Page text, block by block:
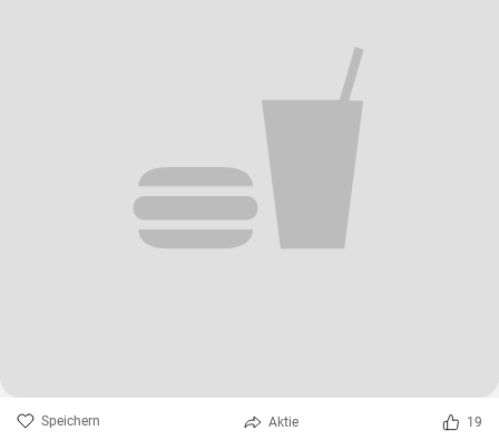
Speichern Aktie 19